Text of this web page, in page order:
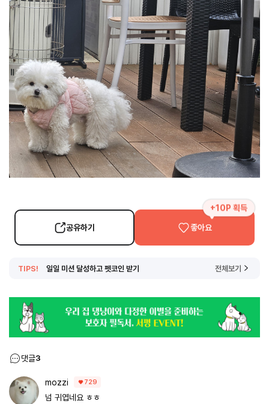
공유하기
+10P 획득
좋아요
TIPS! 일일 미션 달성하고 펫코인 받기 전체보기
댓글3
mozzi 729
넘 귀엽네요 ㅎㅎ